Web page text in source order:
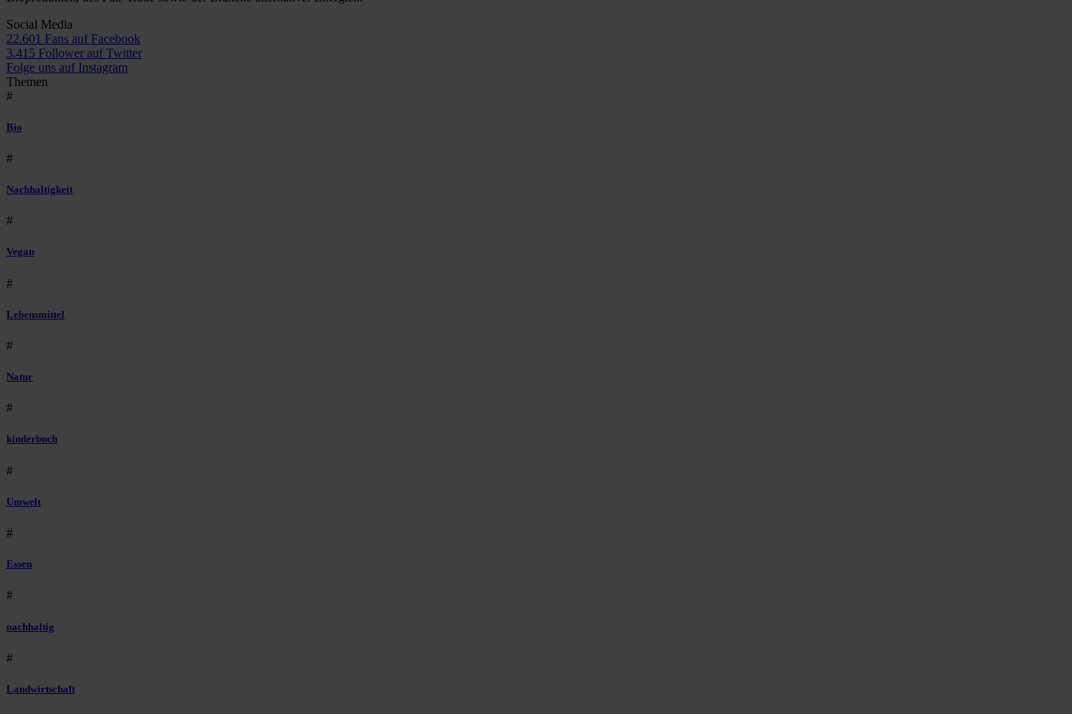
Social Media
22.601 Fans auf Facebook
3.415 Follower auf Twitter
Folge uns auf Instagram
Themen
#
Bio
#
Nachhaltigkeit
#
Vegan
#
Lebensmittel
#
Natur
#
kinderbuch
#
Umwelt
#
Essen
#
nachhaltig
#
Landwirtschaft